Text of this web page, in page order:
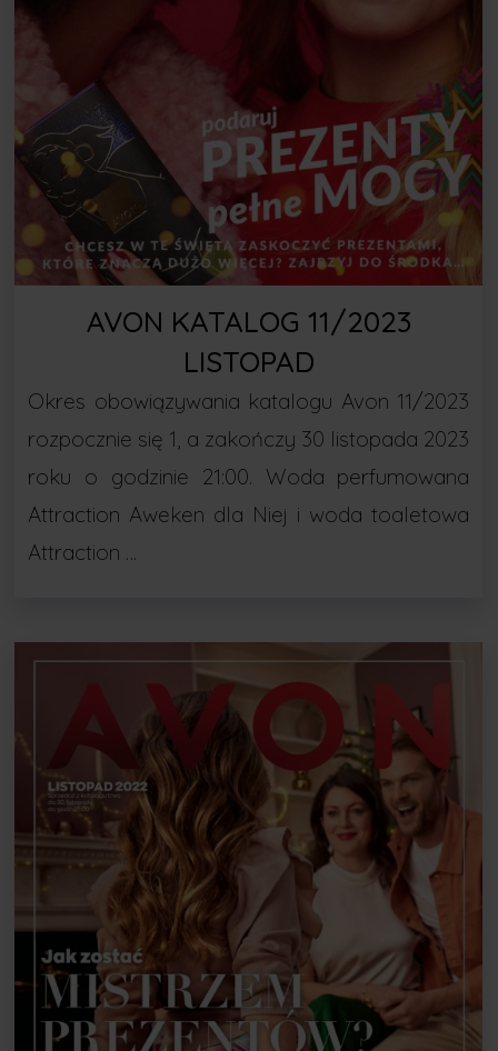
AVON KATALOG 11/2023
LISTOPAD
Okres obowiązywania katalogu Avon 11/2023
rozpocznie się 1, a zakończy 30 listopada 2023
roku o godzinie 21:00. Woda perfumowana
Attraction Aweken dla Niej i woda toaletowa
Attraction …